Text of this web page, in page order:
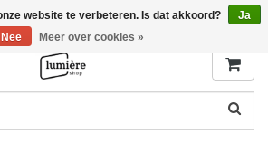
website te verbeteren. Is dat akkoord?
Ja
Nee
Meer over cookies »